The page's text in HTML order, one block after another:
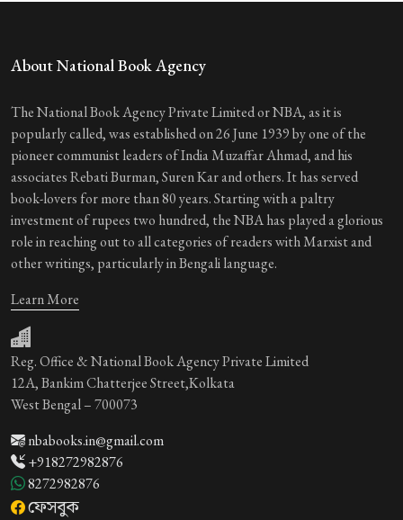
About National Book Agency
The National Book Agency Private Limited or NBA, as it is
popularly called, was established on 26 June 1939 by one of the
pioneer communist leaders of India Muzaffar Ahmad, and his
associates Rebati Burman, Suren Kar and others. It has served
book-lovers for more than 80 years. Starting with a paltry
investment of rupees two hundred, the NBA has played a glorious
role in reaching out to all categories of readers with Marxist and
other writings, particularly in Bengali language.
Learn More
Reg. Office & National Book Agency Private Limited
12A, Bankim Chatterjee Street,Kolkata
West Bengal – 700073
nbabooks.in@gmail.com
+918272982876
8272982876
ফেসবুক